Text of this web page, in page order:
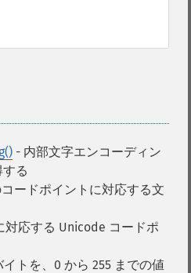
- 内部文字エンコーディン
る
ードポイントに対応する文
対応する Unicode コードポ
トを、0 から 255 までの値